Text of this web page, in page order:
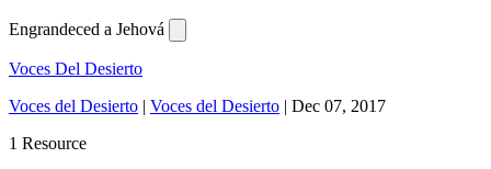
Engrandeced a Jehová
Voces Del Desierto
Voces del Desierto | Voces del Desierto | Dec 07, 2017
1 Resource